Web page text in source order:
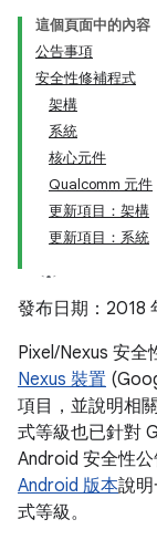
這個頁面中的內容
公告事項
安全性修補程式
架構
系統
核心元件
Qualcomm 元件
更新項目：架構
更新項目：系統
發布日期：2018
Pixel/Nexus 安全
Nexus 裝置
項目，並說明相
式等級也已針對
Android 安全性
Android 版本說
式等級。